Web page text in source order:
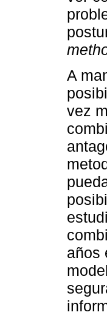
A
vez
años